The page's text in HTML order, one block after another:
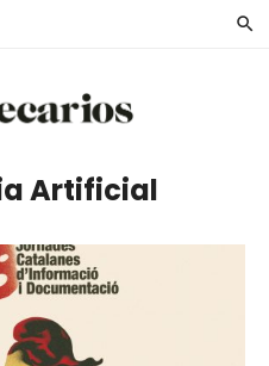
Artificial